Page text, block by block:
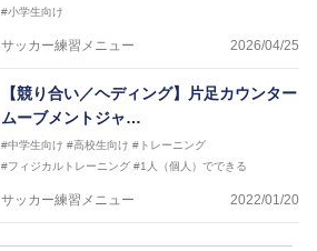
#小学生向け
サッカー練習メニュー 2026/04/25
【競り合い／ヘディング】片足カウンター
ムーブメントジャ…
#中学生向け #高校生向け #トレーニング
#フィジカルトレーニング #1人（個人）でできる
サッカー練習メニュー 2022/01/20